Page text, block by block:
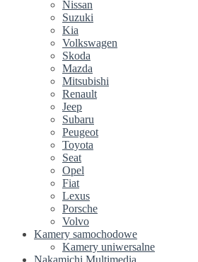
Nissan
Suzuki
Kia
Volkswagen
Skoda
Mazda
Mitsubishi
Renault
Jeep
Subaru
Peugeot
Toyota
Seat
Opel
Fiat
Lexus
Porsche
Volvo
Kamery samochodowe
Kamery uniwersalne
Nakamichi Multimedia